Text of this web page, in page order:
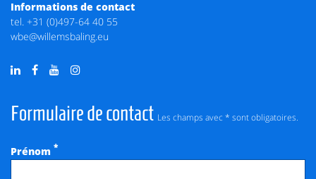
Formulaire de contact Les champs avec * sont obligatoires.
Prénom *
Informations de contact
tel. +31 (0)497-64 40 55
wbe@willemsbaling.eu